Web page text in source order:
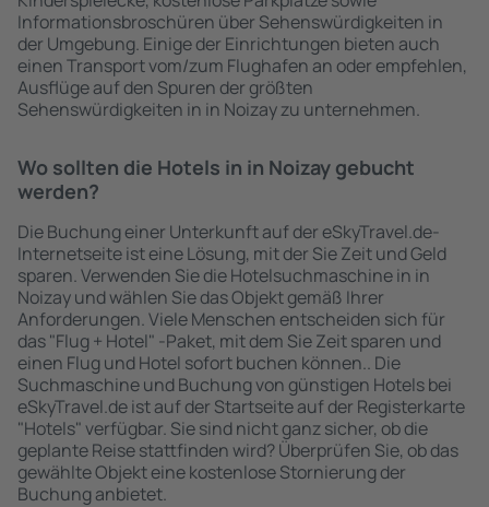
Informationsbroschüren über Sehenswürdigkeiten in
der Umgebung. Einige der Einrichtungen bieten auch
einen Transport vom/zum Flughafen an oder empfehlen,
Ausflüge auf den Spuren der größten
Sehenswürdigkeiten in in Noizay zu unternehmen.
Wo sollten die Hotels in in Noizay gebucht
werden?
Die Buchung einer Unterkunft auf der eSkyTravel.de-
Internetseite ist eine Lösung, mit der Sie Zeit und Geld
sparen. Verwenden Sie die Hotelsuchmaschine in in
Noizay und wählen Sie das Objekt gemäß Ihrer
Anforderungen. Viele Menschen entscheiden sich für
das "Flug + Hotel" -Paket, mit dem Sie Zeit sparen und
einen Flug und Hotel sofort buchen können.. Die
Suchmaschine und Buchung von günstigen Hotels bei
eSkyTravel.de ist auf der Startseite auf der Registerkarte
"Hotels" verfügbar. Sie sind nicht ganz sicher, ob die
geplante Reise stattfinden wird? Überprüfen Sie, ob das
gewählte Objekt eine kostenlose Stornierung der
Buchung anbietet.